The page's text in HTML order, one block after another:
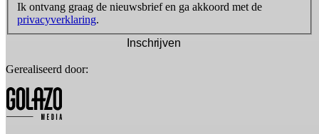
Ik ontvang graag de nieuwsbrief en ga akkoord met de
privacyverklaring.
Inschrijven
Gerealiseerd door: